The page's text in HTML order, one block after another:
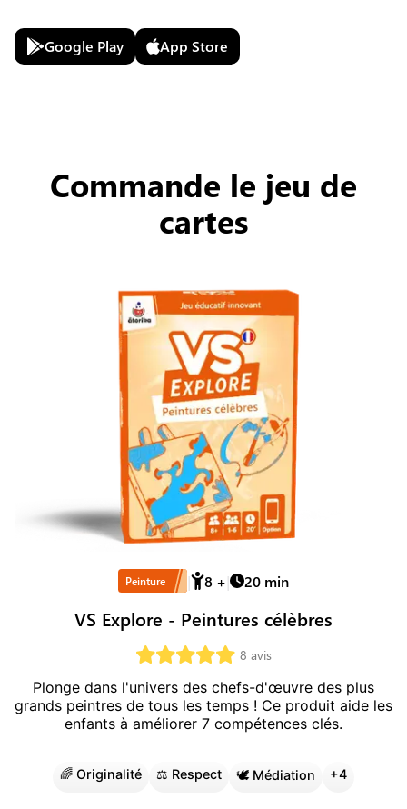
Google Play App Store
Commande le jeu de
cartes
Peinture 8 + 20 min
VS Explore - Peintures célèbres
8 avis
Plonge dans l'univers des chefs-d'œuvre des plus
grands peintres de tous les temps ! Ce produit aide les
enfants à améliorer 7 compétences clés.
🌈 Originalité ⚖️ Respect 🕊️ Médiation +4